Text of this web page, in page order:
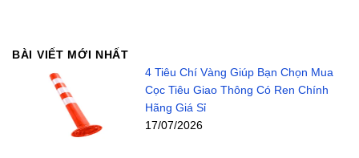
BÀI VIẾT MỚI NHẤT
4 Tiêu Chí Vàng Giúp Bạn Chọn Mua
Cọc Tiêu Giao Thông Có Ren Chính
Hãng Giá Sỉ
17/07/2026